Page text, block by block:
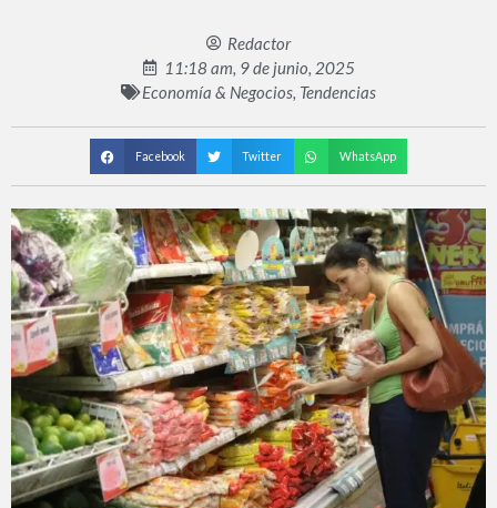
Redactor
11:18 am, 9 de junio, 2025
Economía & Negocios, Tendencias
Facebook Twitter WhatsApp